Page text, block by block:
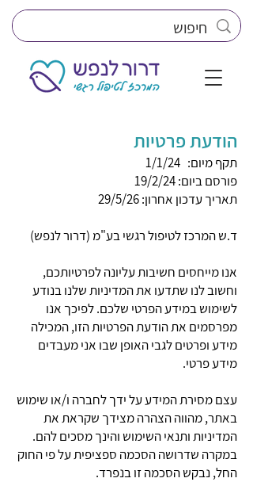
הודעת פרטיות
תקף מיום: 1/1/24
פורסם ביום: 19/2/24
תאריך עדכון אחרון: 29/5/26
ד.ש המרכז לטיפול רגשי בע"מ (דרור לנפש)
אנו מייחסים חשיבות עליונה לפרטיותכם,
וחשוב לנו שתדעו את המדיניות שלנו בנודע
לשימוש במידע הפרטי שלכם. לפיכך אנו
מפרסמים את הודעת הפרטיות הזו, המכילה
מידע ופרטים לגבי האופן שבו אני מעבדים
מידע פרטי.
​עצם מסירת המידע על ידך לחברה ו/או שימוש
באתר, מהווה הצהרה מצידך שקראת את
המדיניות ותנאי השימוש והינך מסכים להם.
במקרה שדרושה הסכמה ספציפית על פי החוק
החל, נבקש הסכמה זו בנפרד.